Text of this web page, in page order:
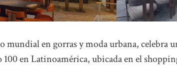
mundial en gorras y moda urbana, celebra
en Latinoamérica, ubicada en el